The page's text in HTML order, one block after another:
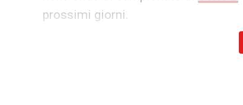
prossimi giorni.
LA PLAYLIST DELLE NOSTRE TOP